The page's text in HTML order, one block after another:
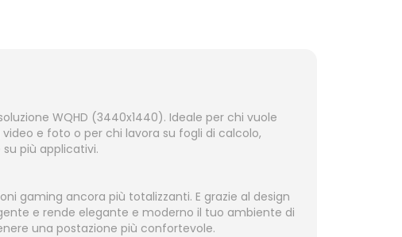
WQHD (3440x1440). Ideale per chi vuole
e foto o per chi lavora su fogli di calcolo,
più applicativi.
gaming ancora più totalizzanti. E grazie al design
e rende elegante e moderno il tuo ambiente di
una postazione più confortevole.